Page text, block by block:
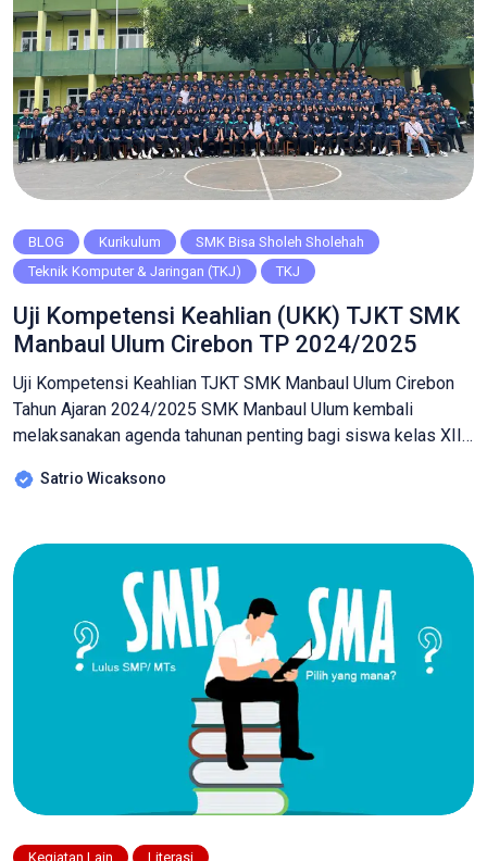
BLOG Kurikulum
SMK Bisa Sholeh Sholehah
Teknik Komputer & Jaringan (TKJ)
TKJ
Uji Kompetensi Keahlian (UKK) TJKT SMK
Manbaul Ulum Cirebon TP 2024/2025
Uji Kompetensi Keahlian TJKT SMK Manbaul Ulum Cirebon
Tahun Ajaran 2024/2025 SMK Manbaul Ulum kembali
melaksanakan agenda tahunan penting bagi siswa kelas XII,
Komputer dan Telekomunikasi (TJKT). Kegiatan ini
bertujuan untuk mengukur serta menguji sejauh mana
kompetensi siswa […]
Satrio Wicaksono
Kegiatan Lain Literasi